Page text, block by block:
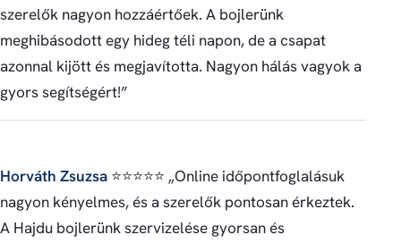
szerelők nagyon hozzáértőek. A bojlerünk
meghibásodott egy hideg téli napon, de a csapat
azonnal kijött és megjavította. Nagyon hálás vagyok a
gyors segítségért!”
Horváth Zsuzsa ⭐⭐⭐⭐⭐ „Online időpontfoglalásuk
nagyon kényelmes, és a szerelők pontosan érkeztek.
A Hajdu bojlerünk szervizelése gyorsan és